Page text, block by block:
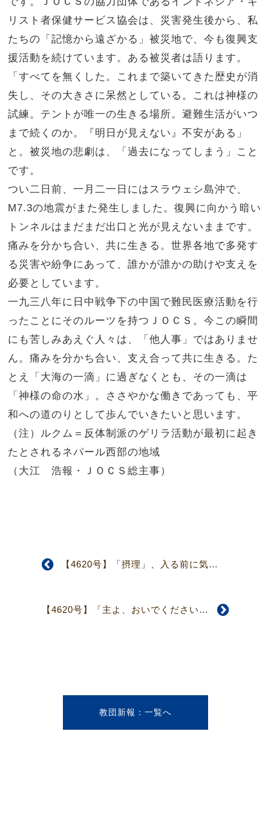
リスト者保健サービス協会は、災害発生後から、私
たちの「記憶から遠ざかる」被災地で、今も復興支
援活動を続けています。ある被災者は語ります。
「すべてを無くした。これまで築いてきた歴史が消
失し、その大きさに呆然としている。これは神様の
試練。テントが唯一の生きる場所。避難生活がいつ
まで続くのか。『明日が見えない』不安がある」
と。被災地の悲劇は、「過去になってしまう」こと
です。
つい二日前、一月二一日にはスラウェシ島沖で、
M7.3の地震がまた発生しました。復興に向かう暗い
トンネルはまだまだ出口と光が見えないままです。
痛みを分かち合い、共に生きる。世界各地で多発す
る災害や紛争にあって、誰かが誰かの助けや支えを
必要としています。
一九三八年に日中戦争下の中国で難民医療活動を行
ったことにそのルーツを持つＪＯＣＳ。今この瞬間
にも苦しみあえぐ人々は、「他人事」ではありませ
ん。痛みを分かち合い、支え合って共に生きる。た
とえ「大海の一滴」に過ぎなくとも、その一滴は
「神様の命の水」。ささやかな働きであっても、平
和への道のりとして歩んでいきたいと思います。
（注）ルクム＝反体制派のゲリラ活動が最初に起き
たとされるネパール西部の地域
（大江 浩報・ＪＯＣＳ総主事）
【4620号】「摂理」、入る前に気付くことが大事 少しでもおかしいと思ったら
【4620号】「主よ、おいでください」を主題に 十四教会一五二名で中予分区信徒大会
教団新報